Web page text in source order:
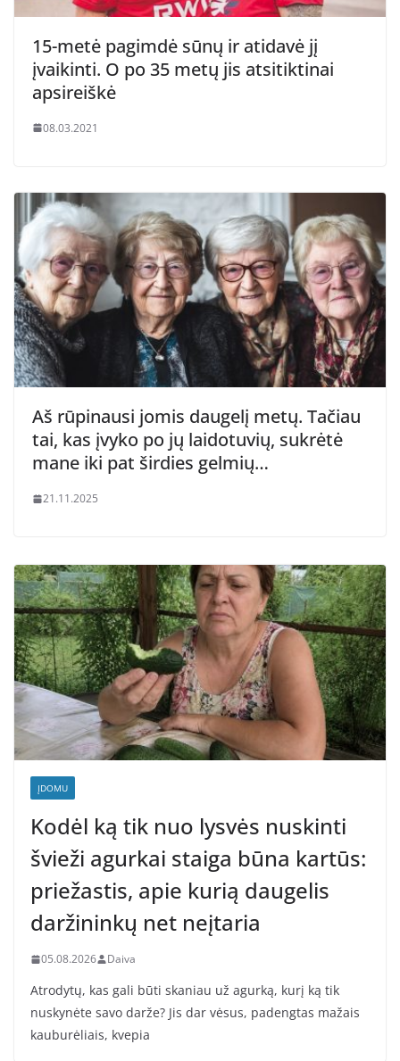
15-metė pagimdė sūnų ir atidavė jį
įvaikinti. O po 35 metų jis atsitiktinai
apsireiškė
08.03.2021
Aš rūpinausi jomis daugelį metų. Tačiau
tai, kas įvyko po jų laidotuvių, sukrėtė
mane iki pat širdies gelmių…
21.11.2025
ĮDOMU
Kodėl ką tik nuo lysvės nuskinti
švieži agurkai staiga būna kartūs:
priežastis, apie kurią daugelis
daržininkų net neįtaria
05.08.2026 Daiva
Atrodytų, kas gali būti skaniau už agurką, kurį ką tik
nuskynėte savo darže? Jis dar vėsus, padengtas mažais
kauburėliais, kvepia